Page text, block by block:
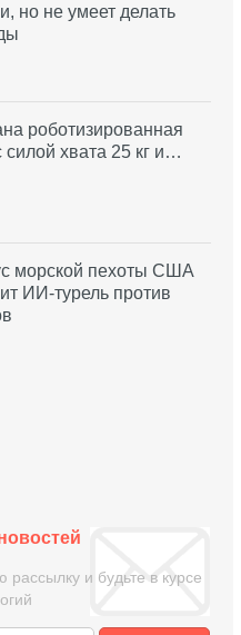
но не умеет делать
роботизированная
силой хвата 25 кг и…
морской пехоты США
ИИ-турель против
и будьте в курсе